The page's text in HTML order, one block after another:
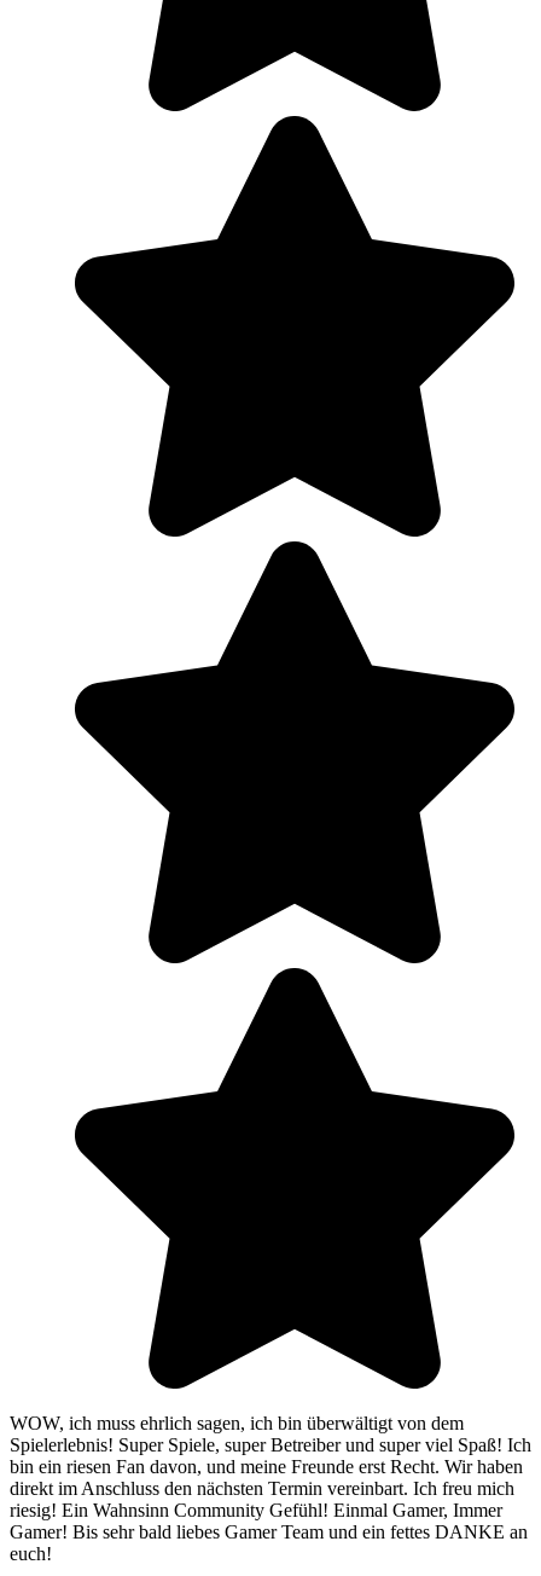
WOW, ich muss ehrlich sagen, ich bin überwältigt von dem
Spielerlebnis! Super Spiele, super Betreiber und super viel Spaß! Ich
bin ein riesen Fan davon, und meine Freunde erst Recht. Wir haben
direkt im Anschluss den nächsten Termin vereinbart. Ich freu mich
riesig! Ein Wahnsinn Community Gefühl! Einmal Gamer, Immer
Gamer! Bis sehr bald liebes Gamer Team und ein fettes DANKE an
euch!